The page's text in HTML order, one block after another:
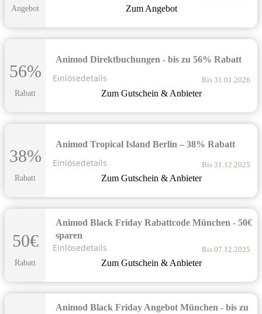
Angebot Zum Angebot
56%
Rabatt
Animod Direktbuchungen - bis zu 56% Rabatt
Zum Gutschein & Anbieter
Bis 31.01.2026
Einlösedetails
38%
Rabatt
Animod Tropical Island Berlin – 38% Rabatt
Zum Gutschein & Anbieter
Bis 31.12.2025
Einlösedetails
50€
Rabatt
Animod Black Friday Rabattcode München - 50€
sparen
Zum Gutschein & Anbieter
Bis 07.12.2025
Einlösedetails
Animod Black Friday Angebot München - bis zu